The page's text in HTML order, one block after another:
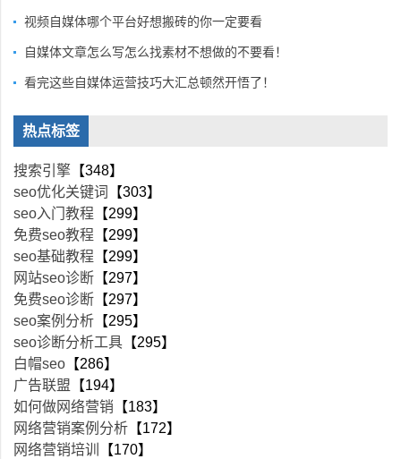
视频自媒体哪个平台好想搬砖的你一定要看
自媒体文章怎么写怎么找素材不想做的不要看！
看完这些自媒体运营技巧大汇总顿然开悟了！
热点标签
搜索引擎 【348】
seo优化关键词
【303】
seo入门教程 【299】
免费seo教程 【299】
seo基础教程 【299】
网站seo诊断 【297】
免费seo诊断 【297】
seo案例分析 【295】
seo诊断分析工具 【295】
白帽seo 【286】
广告联盟 【194】
如何做网络营销 【183】
网络营销案例分析 【172】
网络营销培训
【170】